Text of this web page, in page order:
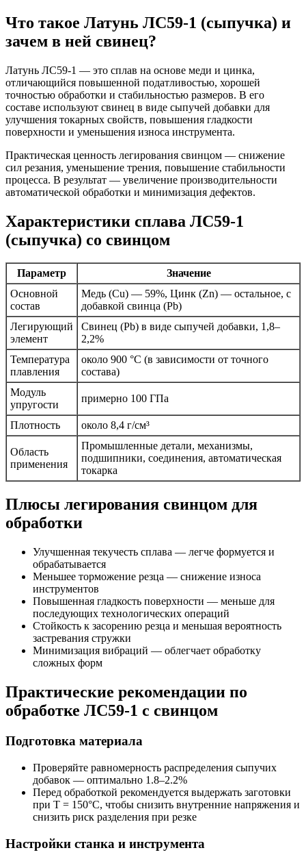
Что такое Латунь ЛС59-1 (сыпучка) и
зачем в ней свинец?
Латунь ЛС59-1 — это сплав на основе меди и цинка,
отличающийся повышенной податливостью, хорошей
точностью обработки и стабильностью размеров. В его
составе используют свинец в виде сыпучей добавки для
улучшения токарных свойств, повышения гладкости
поверхности и уменьшения износа инструмента.
Практическая ценность легирования свинцом — снижение
сил резания, уменьшение трения, повышение стабильности
процесса. В результат — увеличение производительности
автоматической обработки и минимизация дефектов.
Характеристики сплава ЛС59-1
(сыпучка) со свинцом
Параметр
Значение
Основной
состав
Медь (Cu) — 59%, Цинк (Zn) — остальное, с
добавкой свинца (Pb)
Легирующий
элемент
Свинец (Pb) в виде сыпучей добавки, 1,8–
2,2%
Температура
плавления
около 900 °C (в зависимости от точного
состава)
Модуль
упругости
примерно 100 ГПа
Плотность около 8,4 г/см³
Область
применения
Промышленные детали, механизмы,
подшипники, соединения, автоматическая
токарка
Плюсы легирования свинцом для
обработки
Улучшенная текучесть сплава — легче формуется и
обрабатывается
Меньшее торможение резца — снижение износа
инструментов
Повышенная гладкость поверхности — меньше для
последующих технологических операций
Стойкость к засорению резца и меньшая вероятность
застревания стружки
Минимизация вибраций — облегчает обработку
сложных форм
Практические рекомендации по
обработке ЛС59-1 с свинцом
Подготовка материала
Проверяйте равномерность распределения сыпучих
добавок — оптимально 1.8–2.2%
Перед обработкой рекомендуется выдержать заготовки
при Т = 150°C, чтобы снизить внутренние напряжения и
снизить риск разделения при резке
Настройки станка и инструмента